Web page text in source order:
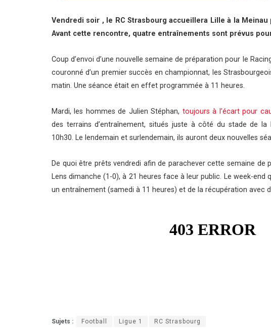
Vendredi soir , le RC Strasbourg accueillera Lille à la
Avant cette rencontre, quatre entraînements sont prévus
Coup d’envoi d’une nouvelle semaine de préparation pour le
couronné d’un premier succès en championnat, les
matin. Une séance était en effet programmée à 11 heures.
Mardi, les hommes de Julien Stéphan, toujours à l’écart pour
des terrains d’entraînement, situés juste à côté du stade de
10h30. Le lendemain et surlendemain, ils auront deux nouvelles
De quoi être prêts vendredi afin de parachever cette semaine de
Lens dimanche (1-0), à 21 heures face à leur public. Le week-
un entraînement (samedi à 11 heures) et de la récupération avec
Sujets : Football Ligue 1 RC Strasbourg